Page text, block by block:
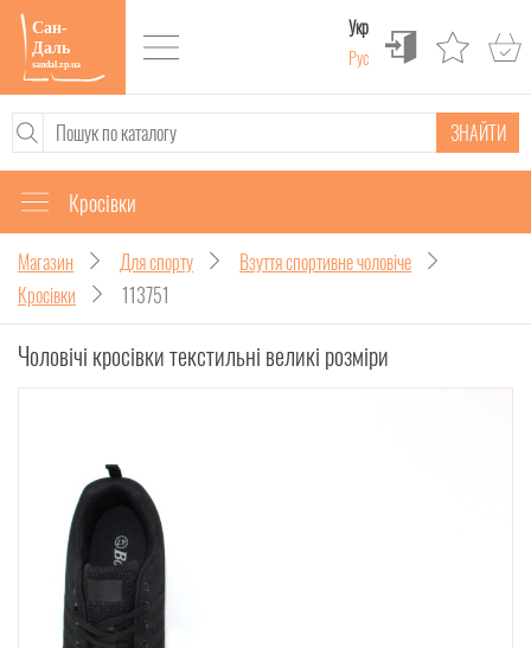
Укр
Рус
ЗНАЙТИ
Кросівки
Магазин Для спорту
Взуття спортивне чоловіче
Кросівки
113751
Чоловічі кросівки текстильні великі розміри